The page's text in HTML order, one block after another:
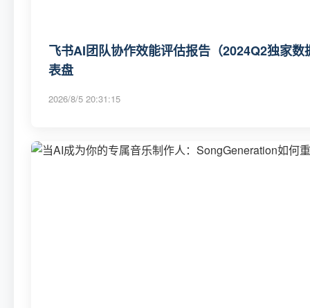
飞书AI团队协作效能评估报告（2024Q2独家
表盘
2026/8/5 20:31:15